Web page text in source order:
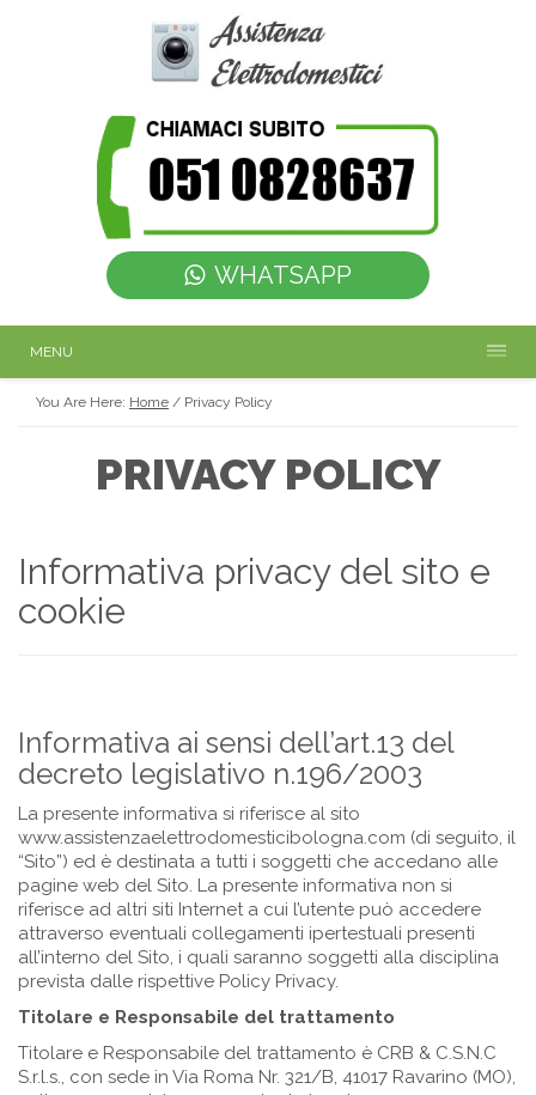
WHATSAPP
MENU
You Are Here: Home / Privacy Policy
PRIVACY POLICY
Informativa privacy del sito e
cookie
Informativa ai sensi dell’art.13 del
decreto legislativo n.196/2003
La presente informativa si riferisce al sito
www.assistenzaelettrodomesticibologna.com (di seguito, il
“Sito”) ed è destinata a tutti i soggetti che accedano alle
pagine web del Sito. La presente informativa non si
riferisce ad altri siti Internet a cui l’utente può accedere
attraverso eventuali collegamenti ipertestuali presenti
all’interno del Sito, i quali saranno soggetti alla disciplina
prevista dalle rispettive Policy Privacy.
Titolare e Responsabile del trattamento
Titolare e Responsabile del trattamento è CRB & C.S.N.C
S.r.l.s., con sede in Via Roma Nr. 321/B, 41017 Ravarino (MO),